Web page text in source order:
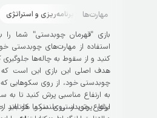
مهارت‌ها برنامه‌ریزی و استراتژی
بازی "قهرمان چوبدستی" شما
استفاده از مهارت‌های چوبدستی
کنید و از سقوط به چاله‌ها جلوگیری
هدف اصلی این بازی این است که
چوبدستی خود، از روی سکوهایی که
به ارتفاع مناسبی پرش کنید تا به
ارتفاع چوبدستی بلندتر یا کوتاه‌تر
برای پرش از روی سکو ها